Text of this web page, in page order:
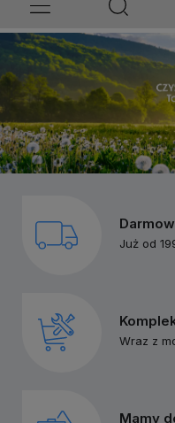
Już od
Wraz z
Mamy